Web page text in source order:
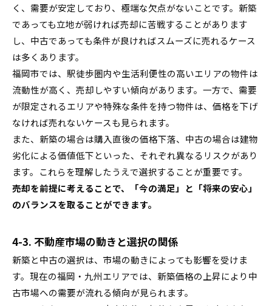
く、需要が安定しており、極端な欠点がないことです。新築
であっても立地が弱ければ売却に苦戦することがあります
し、中古であっても条件が良ければスムーズに売れるケース
は多くあります。
福岡市では、駅徒歩圏内や生活利便性の高いエリアの物件は
流動性が高く、売却しやすい傾向があります。一方で、需要
が限定されるエリアや特殊な条件を持つ物件は、価格を下げ
なければ売れないケースも見られます。
また、新築の場合は購入直後の価格下落、中古の場合は建物
劣化による価値低下といった、それぞれ異なるリスクがあり
ます。これらを理解したうえで選択することが重要です。
売却を前提に考えることで、「今の満足」と「将来の安心」
のバランスを取ることができます。
4-3. 不動産市場の動きと選択の関係
新築と中古の選択は、市場の動きによっても影響を受けま
す。現在の福岡・九州エリアでは、新築価格の上昇により中
古市場への需要が流れる傾向が見られます。